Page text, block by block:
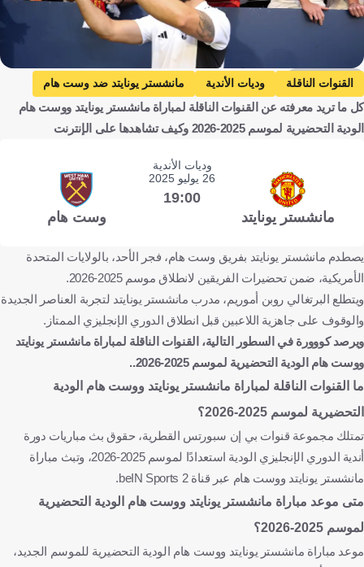
Getty Images
القنوات الناقلة وديات الأندية
مانشستر يونايتد ضد وست هام
مانشستر يونايتد
وست هام إنجلترا كرة قدم
كل ما تريد معرفته عن القنوات الناقلة لمباراة مانشستر يونايتد ووست هام
الودية التحضيرية لموسم 2025-2026 وكيف تشاهدها على الإنترنت
وديات الأندية
مانشستر يونايتد
26 يوليو 2025
19:00
وست هام
يصطدم مانشستر يونايتد بفريق وست هام، فجر الأحد، بالولايات المتحدة
الأمريكية، ضمن تحضيرات الفريقين لانطلاق موسم 2025-2026.
ويتطلع البرتغالي روبن أموريم، مدرب مانشستر يونايتد لتجربة العناصر الجديدة
والوقوف على جاهزية اللاعبين قبل انطلاق الدوري الإنجليزي الممتاز.
ويرصد كووورة في السطور التالية، القنوات الناقلة لمباراة مانشستر يونايتد
ووست هام الودية التحضيرية لموسم 2025-2026..
ما القنوات الناقلة لمباراة مانشستر يونايتد ووست هام الودية
التحضيرية لموسم 2025-2026؟
تمتلك مجموعة قنوات بي إن سبورتس القطرية، حقوق بث مباريات دورة
أندية الدوري الإنجليزي الودية استعدادًا لموسم 2025-2026، وتبث مباراة
مانشستر يونايتد ووست هام عبر قناة beIN Sports 2.
متى موعد مباراة مانشستر يونايتد ووست هام الودية التحضيرية
لموسم 2025-2026؟
موعد مباراة مانشستر يونايتد ووست هام الودية التحضيرية للموسم الجديد،